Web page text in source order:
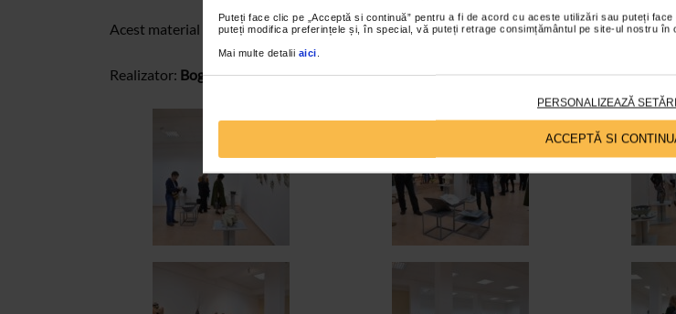
Puteți face clic pe „Acceptă si continuă” pentru a fi de acord cu aceste utilizări sau puteți
puteți modifica preferințele și, în special, vă puteți retrage consimțământul pe site-ul nostru în
Mai multe detalii aici
PERSONALIZEAZĂ
ACCEPTĂ SI
Acest material va este oferit de Programul Catena pentru Arta.
Realizator: Bogdana ContrasFotografii:Sebastian Oros